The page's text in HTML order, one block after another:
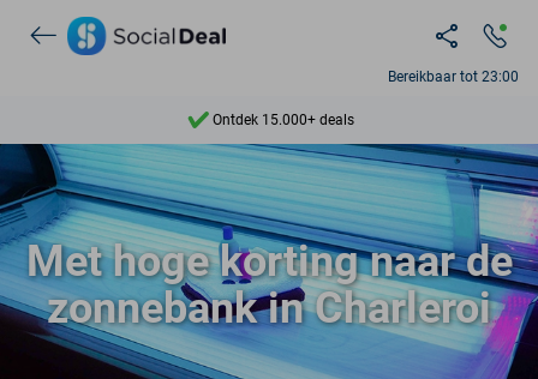
Bereikbaar tot 23:00
Ontdek 15.000+ deals
7 dagen per week beschikbaar
10+ miljoen leden
9,4
Ontdek 15.000+ deals
Met hoge korting naar de
zonnebank in Charleroi